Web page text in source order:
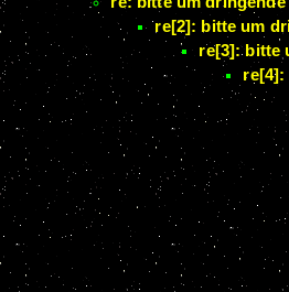
re[2]: bitte um
re[3]: bitte
re[4]: